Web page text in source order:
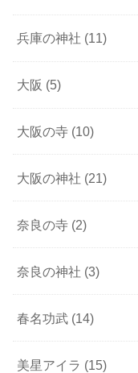
兵庫の神社 (11)
大阪 (5)
大阪の寺 (10)
大阪の神社 (21)
奈良の寺 (2)
奈良の神社 (3)
春名功武 (14)
美星アイラ (15)